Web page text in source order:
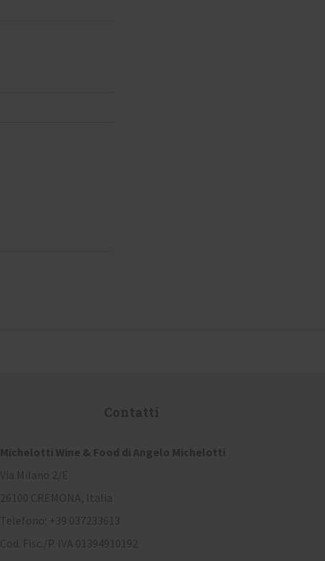
Contatti
Michelotti Wine & Food di Angelo Michelotti
Via Milano 2/E
26100 CREMONA, Italia
Telefono: +39 037233613
Cod. Fisc./P. IVA 01394910192